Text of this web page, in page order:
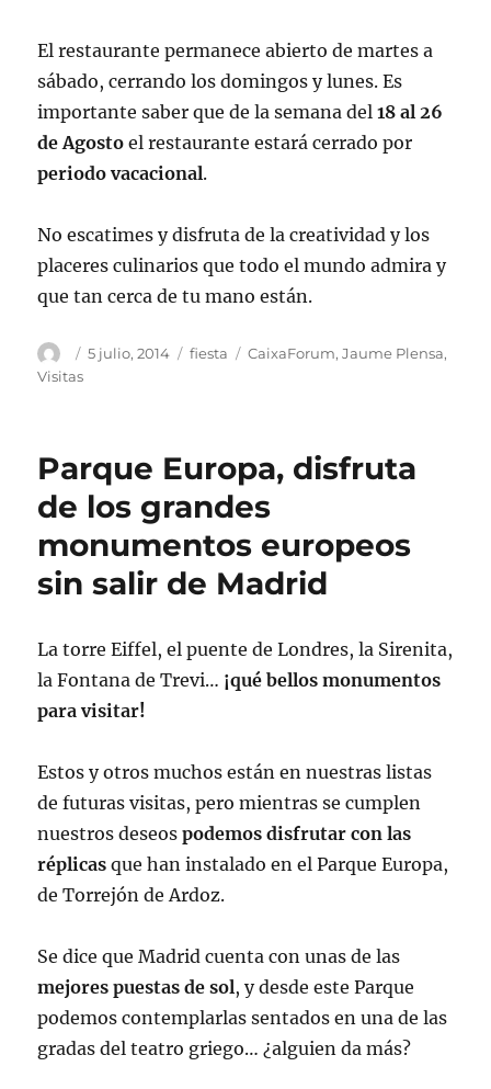
El restaurante permanece abierto de martes a
sábado, cerrando los domingos y lunes. Es
importante saber que de la semana del18 al 26
de Agosto el restaurante estará cerrado por
periodo vacacional.
No escatimes y disfruta de la creatividad y los
placeres culinarios que todo el mundo admira y
que tan cerca de tu mano están.
Autor
Publicado
5 julio, 2014 Categorías
fiesta Etiquetas
CaixaForum,Jaume Plensa,
Visitas
Parque Europa, disfruta
de los grandes
monumentos europeos
sin salir de Madrid
La torre Eiffel, el puente de Londres, la Sirenita,
la Fontana de Trevi… ¡qué bellos monumentos
para visitar!
Estos y otros muchos están en nuestras listas
de futuras visitas, pero mientras se cumplen
nuestros deseospodemos disfrutar con las
réplicas que han instalado en el Parque Europa,
de Torrejón de Ardoz.
Se dice que Madrid cuenta con unas de las
mejores puestas de sol, y desde este Parque
podemos contemplarlas sentados en una de las
gradas del teatro griego… ¿alguien da más?